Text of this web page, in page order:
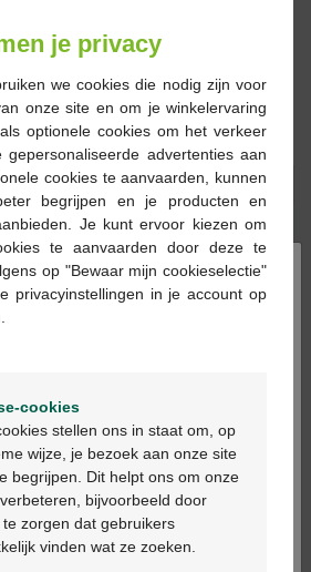
Reserveren
vóór 12u besteld, volgende
Multipharma apotheek
vanaf €55
of
×
Bienvenue
in het nederlands
en français
je privacy
we cookies die nodig zijn voor
onze site en om je winkelervaring
optionele cookies om het verkeer
advertenties aan
cookies te aanvaarden, kunnen
begrijpen en je producten en
Je kunt ervoor kiezen om
te aanvaarden door deze te
op "Bewaar mijn cookieselectie"
privacyinstellingen in je account op
cookies
stellen ons in staat om, op
wijze, je bezoek aan onze site
begrijpen. Dit helpt ons om onze
bijvoorbeeld door
zorgen dat gebruikers
vinden wat ze zoeken.